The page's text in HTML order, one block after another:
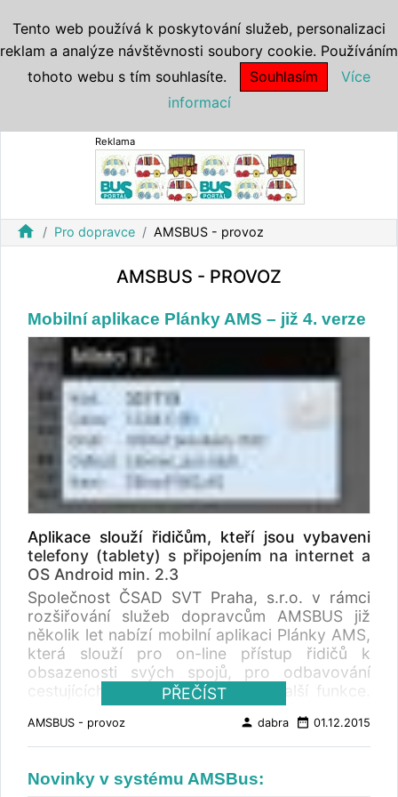
Reklama
home Pro dopravce AMSBUS - provoz
AMSBUS - PROVOZ
Mobilní aplikace Plánky AMS – již 4. verze
Aplikace slouží řidičům, kteří jsou vybaveni
telefony (tablety) s připojením na internet a
OS Android min. 2.3
Společnost ČSAD SVT Praha, s.r.o. v rámci
rozšiřování služeb dopravcům AMSBUS již
několik let nabízí mobilní aplikaci Plánky AMS,
která slouží pro on-line přístup řidičů k
obsazenosti svých spojů, pro odbavování
cestujících, uzavírání prodeje a další funkce.
Dopravci nemusí předčasně uzavírat prodej
jízdenek, vyzvedávat si tištěné plánky a
seznamy cestujících v kancelářích AMSBUS
linkách mohou ponechat cestujícím možnost
PŘEČÍST
AMSBUS - provoz person dabra date_range 01.12.2015
Novinky v systému AMSBus:
Tento web používá k poskytování služeb, personalizaci
reklam a analýze návštěvnosti soubory cookie. Používáním
tohoto webu s tím souhlasíte.
Souhlasím
Více
informací